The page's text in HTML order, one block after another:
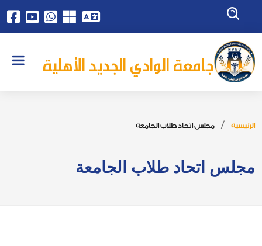
جامعة الوادي الجديد الأهلية
الرئيسية مجلس اتحاد طلاب الجامعة
مجلس اتحاد طلاب الجامعة